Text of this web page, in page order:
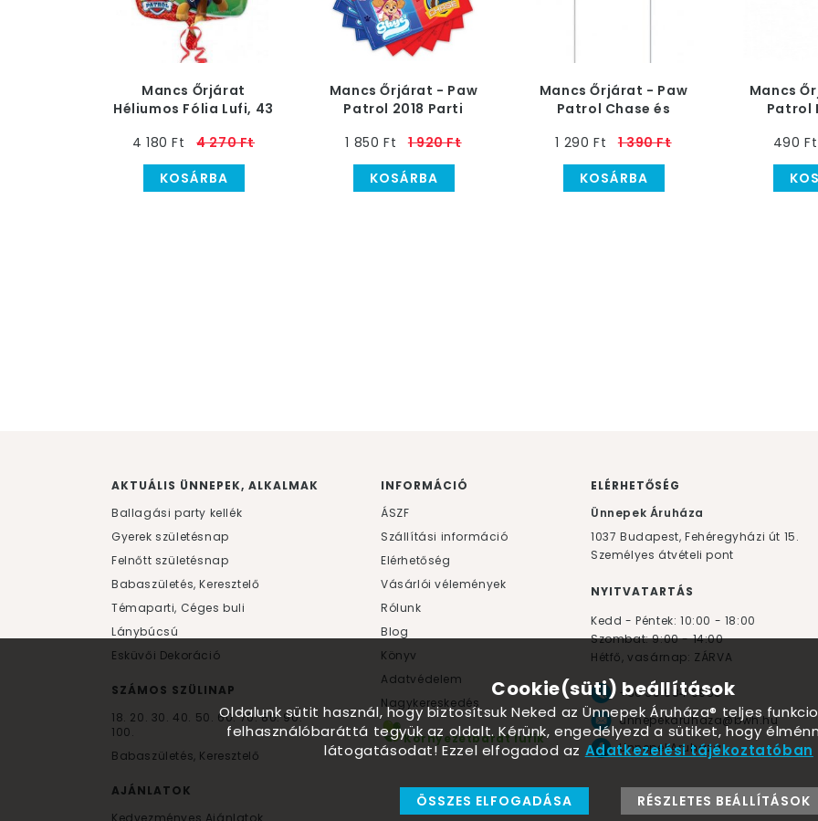
Mancs Őrjárat
Héliumos Fólia Lufi, 43
4 180 Ft
4 270 Ft
KOSÁRBA
Mancs Őrjárat - Paw
Patrol 2018 Parti
1 850 Ft
1 920 Ft
KOSÁRBA
Mancs Őrjárat - Paw
Patrol Chase és
Lufi Pálcán
1 290 Ft
1 390 Ft
KOSÁRBA
Mancs
Patrol
490 Ft
AKTUÁLIS ÜNNEPEK, ALKALMAK
Ballagási party kellék
Gyerek születésnap
Felnőtt születésnap
Babaszületés, Keresztelő
Témaparti, Céges buli
Lánybúcsú
Esküvői Dekoráció
SZÁMOS SZÜLINAP
18. 20. 30. 40. 50. 60.70.80.90.
100.
Babaszületés, Keresztelő
AJÁNLATOK
Kedvezményes Ajánlatok
INFORMÁCIÓ
ÁSZF
Szállítási információ
Elérhetőség
Vásárlói vélemények
Rólunk
Blog
Könyv
Adatvédelem
Nagykereskedés
Környezetbarát lufik
ELÉRHETŐSÉG
Ünnepek Áruháza
1037 Budapest, Fehéregyházi út 15.
Személyes átvételi pont
NYITVATARTÁS
Kedd - Péntek: 10:00 - 18:00
Szombat: 9:00 - 14:00
Hétfő, vasárnap: ZÁRVA
+36 30 984 6955
unnepekaruhaza@bwh.hu
UnnepekAruhaza
Cookie(süti) beállítások
Oldalunk sütit használ, hogy biztosítsuk Neked az Ünnepek Áruháza® teljes
felhasználóbaráttá tegyük az oldalt. Kérünk, engedélyezd a sütiket, hogy
látogatásodat! Ezzel elfogadod az Adatkezelési tájékoztatóban
ÖSSZES ELFOGADÁSA RÉSZLETES BEÁLLÍTÁSOK